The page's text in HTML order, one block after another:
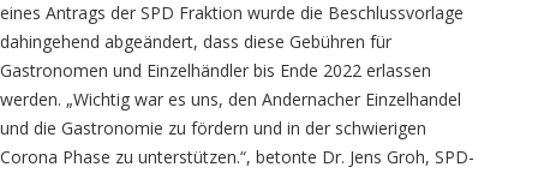
eines Antrags der SPD Fraktion wurde die Beschlussvorlage
dahingehend abgeändert, dass diese Gebühren für
Gastronomen und Einzelhändler bis Ende 2022 erlassen
werden. „Wichtig war es uns, den Andernacher Einzelhandel
und die Gastronomie zu fördern und in der schwierigen
Corona Phase zu unterstützen.“, betonte Dr. Jens Groh, SPD-